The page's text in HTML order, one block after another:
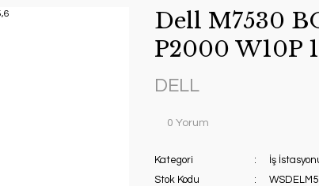
Dell M7530
P2000 W10P
DELL
0 Yorum
Kategori
İş
Stok Kodu